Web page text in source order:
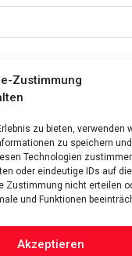
Zustimmung
zu bieten, verwenden
zu speichern
Technologien
oder eindeutige IDs auf
Zustimmung nicht erteilen
und Funktionen
Akzeptieren
und Website in
speichern.